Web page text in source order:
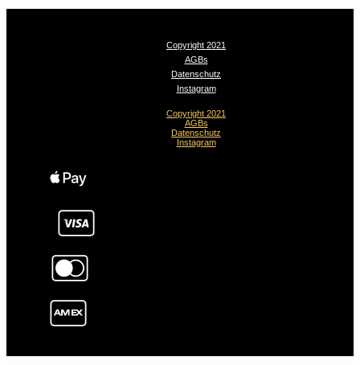
Copyright 2021
AGBs
Datenschutz
Instagram
Copyright 2021
AGBs
Datenschutz
Instagram